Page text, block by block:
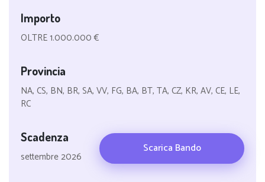
Importo
OLTRE 1.000.000 €
Provincia
NA, CS, BN, BR, SA, VV, FG, BA, BT, TA, CZ, KR, AV, CE, LE,
RC
Scadenza
settembre 2026
Scarica Bando